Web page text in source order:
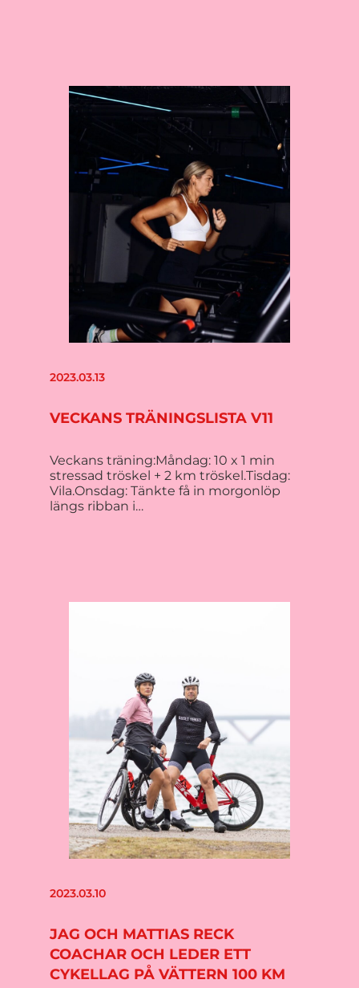
2023.03.13
VECKANS TRÄNINGSLISTA V11
Veckans träning:Måndag: 10 x 1 min
stressad tröskel + 2 km tröskel.Tisdag:
Vila.Onsdag: Tänkte få in morgonlöp
längs ribban i…
2023.03.10
JAG OCH MATTIAS RECK
COACHAR OCH LEDER ETT
CYKELLAG PÅ VÄTTERN 100 KM